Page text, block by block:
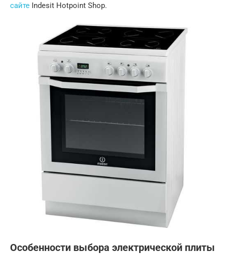
сайте Indesit Hotpoint Shop.
Особенности выбора электрической плиты